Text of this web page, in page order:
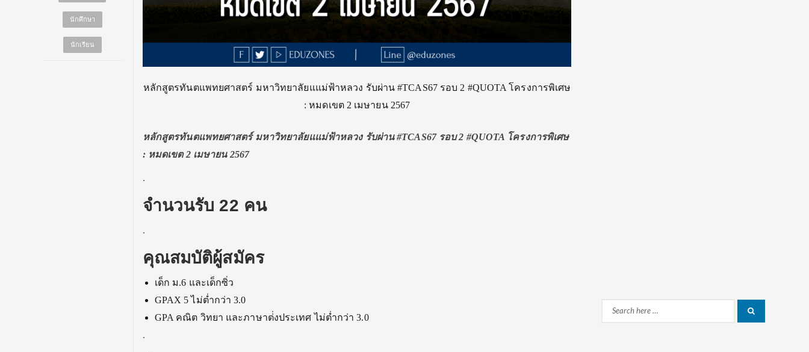
นักศึกษา
นักเรียน
หลักสูตรทันตแพทยศาสตร์ มหาวิทยาลัยแแม่ฟ้าหลวง รับผ่าน #TCAS67 รอบ 2 #QUOTA โครงการพิเศษ
: หมดเขต 2 เมษายน 2567
หลักสูตรทันตแพทยศาสตร์ มหาวิทยาลัยแแม่ฟ้าหลวง รับผ่าน #TCAS67 รอบ 2 #QUOTA โครงการพิเศษ
: หมดเขต 2 เมษายน 2567
.
จำนวนรับ 22 คน
.
คุณสมบัติผู้สมัคร
เด็ก ม.6 และเด็กซิ่ว
GPAX 5 ไม่ต่ำกว่า 3.0
GPA คณิต วิทยา และภาษาต่่งประเทศ ไม่ต่ำกว่า 3.0
.
Search